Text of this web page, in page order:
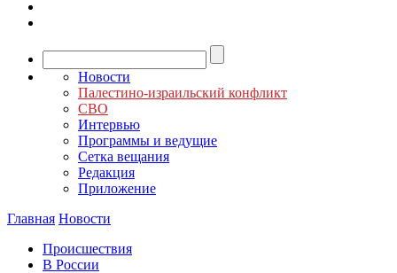
Новости
Палестино-израильский конфликт
СВО
Интервью
Программы и ведущие
Сетка вещания
Редакция
Приложение
Главная Новости
Происшествия
В России